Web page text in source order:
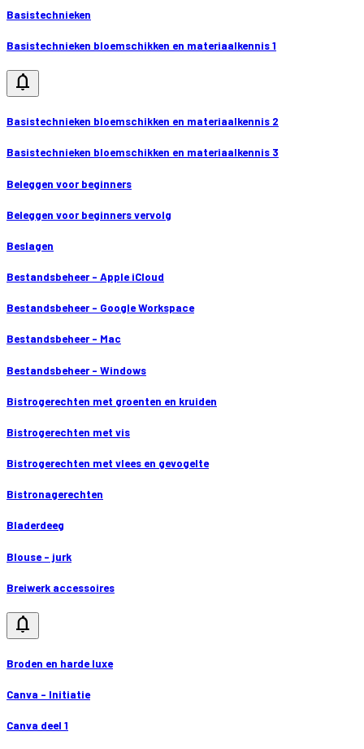
Basistechnieken
Basistechnieken bloemschikken en materiaalkennis 1
notifications
Basistechnieken bloemschikken en materiaalkennis 2
Basistechnieken bloemschikken en materiaalkennis 3
Beleggen voor beginners
Beleggen voor beginners vervolg
Beslagen
Bestandsbeheer - Apple iCloud
Bestandsbeheer - Google Workspace
Bestandsbeheer - Mac
Bestandsbeheer - Windows
Bistrogerechten met groenten en kruiden
Bistrogerechten met vis
Bistrogerechten met vlees en gevogelte
Bistronagerechten
Bladerdeeg
Blouse - jurk
Breiwerk accessoires
notifications
Broden en harde luxe
Canva - Initiatie
Canva deel 1